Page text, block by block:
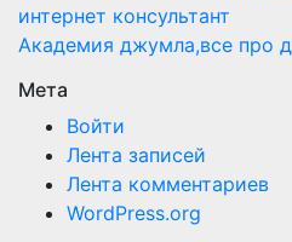
интернет консультант
Академия джумла,все про
Мета
Войти
Лента записей
Лента комментариев
WordPress.org